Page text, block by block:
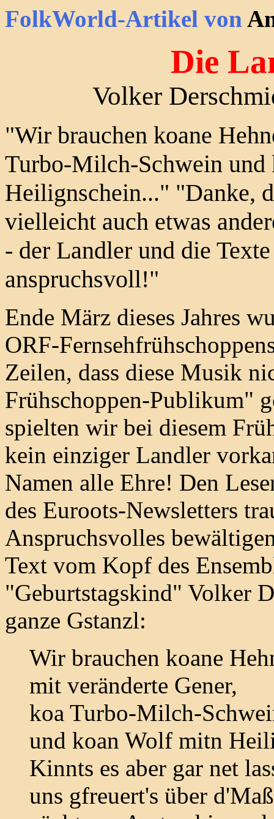
FolkWorld-Artikel von
Die
Volker
"Wir brauchen koane
Turbo-Milch-Schwein
Heilignschein..." "Danke,
vielleicht auch etwas
- der Landler und die
anspruchsvoll!"
Ende März dieses Jahres
ORF-
Zeilen, dass diese Musik
Frühschoppen-Publikum"
spielten wir bei diesem
kein einziger Landler
Namen alle Ehre! Den
des Euroots-Newsletters
Anspruchsvolles
Text vom Kopf des
"Geburtstagskind" Volker
ganze Gstanzl:
Wir brauchen koane
mit veränderte Gener,
koa Turbo-Milch-
und koan Wolf mitn
Kinnts es aber gar net
uns gfreuert's über